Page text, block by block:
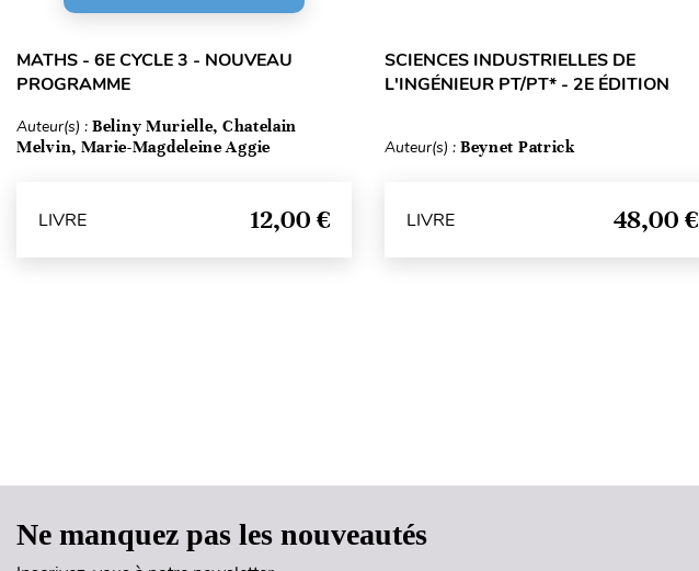
MATHS - 6E CYCLE 3 - NOUVEAU
PROGRAMME
Auteur(s) : Beliny Murielle, Chatelain
Melvin, Marie-Magdeleine Aggie
LIVRE 12,00 €
SCIENCES INDUSTRIELLES DE
L'INGÉNIEUR PT/PT* - 2E ÉDITION
Auteur(s) : Beynet Patrick
LIVRE 48,00 €
Ne manquez pas les nouveautés